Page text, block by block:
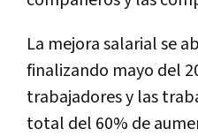
La mejora salarial se
finalizando mayo del
trabajadores y las
total del 60% de